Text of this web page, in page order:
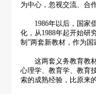
为中心，忽视交流、合
1986年以后，国家倡
化，从1988年起开始研
制”两套新教材，作为
这两套义务教育教材
心理学、教育学、教育
索的成熟经验，比原来